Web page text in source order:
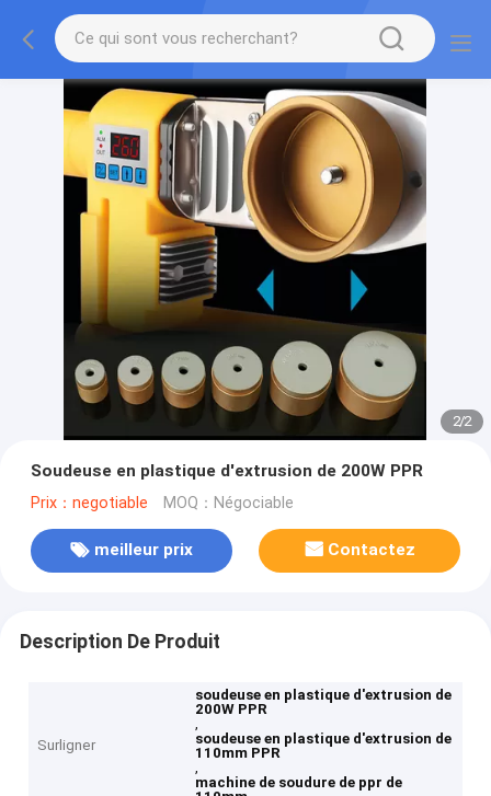
2/2
Soudeuse en plastique d'extrusion de 200W PPR
Prix：negotiable MOQ：Négociable
meilleur prix Contactez
Description De Produit
Surligner
soudeuse en plastique d'extrusion de
200W PPR
,
soudeuse en plastique d'extrusion de
110mm PPR
,
machine de soudure de ppr de